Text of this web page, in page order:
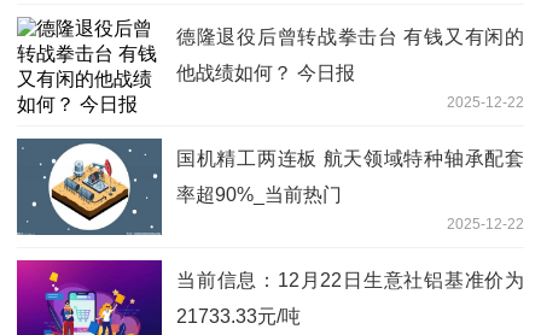
德隆退役后曾转战拳击台 有钱又有闲的
他战绩如何？ 今日报
2025-12-22
国机精工两连板 航天领域特种轴承配套
率超90%_当前热门
2025-12-22
当前信息：12月22日生意社铝基准价为
21733.33元/吨